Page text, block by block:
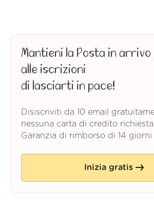
Mantieni la Posta in arrivo
alle iscrizioni
di lasciarti in pace!
Disiscriviti da 10 email
nessuna carta di credito richiesta.
Garanzia di rimborso di 14 giorni
Inizia gratis